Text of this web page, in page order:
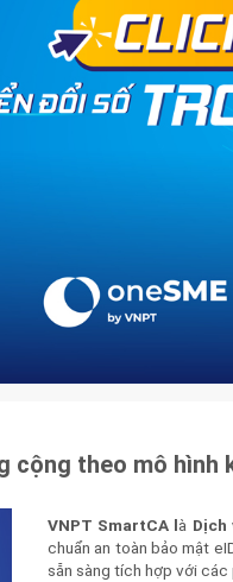
cộng theo mô hình
VNPT SmartCA là
chuẩn an toàn bảo mật
sẵn sàng tích hợp với